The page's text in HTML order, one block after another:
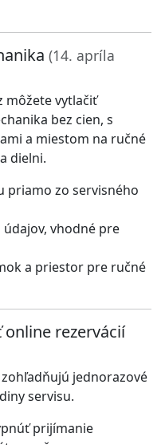
(14. apríla
môžete vytlačiť
bez cien, s
a miestom na ručné
dielni.
priamo zo servisného
údajov, vhodné pre
a priestor pre ručné
rezervácií
jednorazové
servisu.
prijímanie